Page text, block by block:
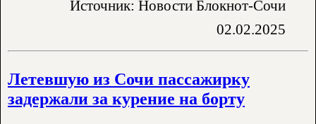
Источник: Новости Блокнот-Сочи
02.02.2025
Летевшую из Сочи пассажирку
задержали за курение на борту